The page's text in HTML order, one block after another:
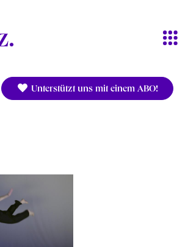
Unterstützt uns mit einem ABO!